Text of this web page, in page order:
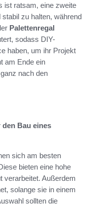
ist ratsam, eine zweite
zu halten, während
Palettenregal
sodass DIY-
haben, um ihr Projekt
am Ende ein
nach den
Bau eines
sich am besten
bieten eine hohe
verarbeitet. Außerdem
solange sie in einem
sollten die